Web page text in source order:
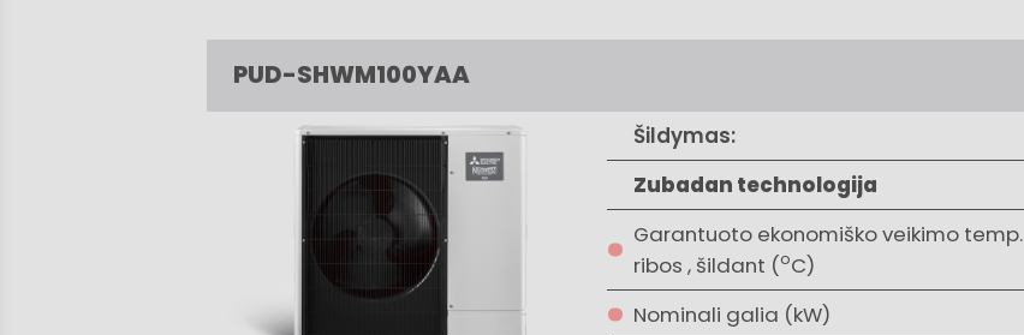
PUD-SHWM100YAA
Šildymas:
Zubadan technologija
Garantuoto ekonomiško veikimo temp.
ribos , šildant (oC)
Nominali galia (kW)